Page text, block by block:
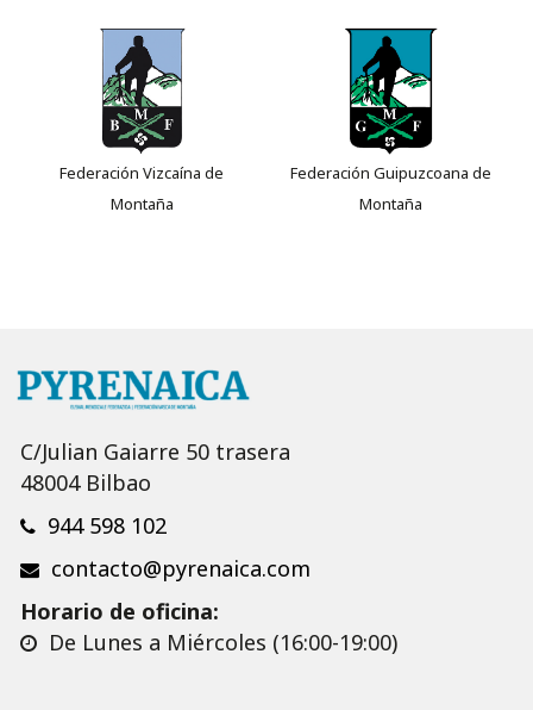
Federación Vizcaína de
Montaña
Federación Guipuzcoana de
Montaña
C/Julian Gaiarre 50 trasera
48004 Bilbao
944 598 102
contacto@pyrenaica.com
Horario de oficina:
De Lunes a Miércoles (16:00-19:00)